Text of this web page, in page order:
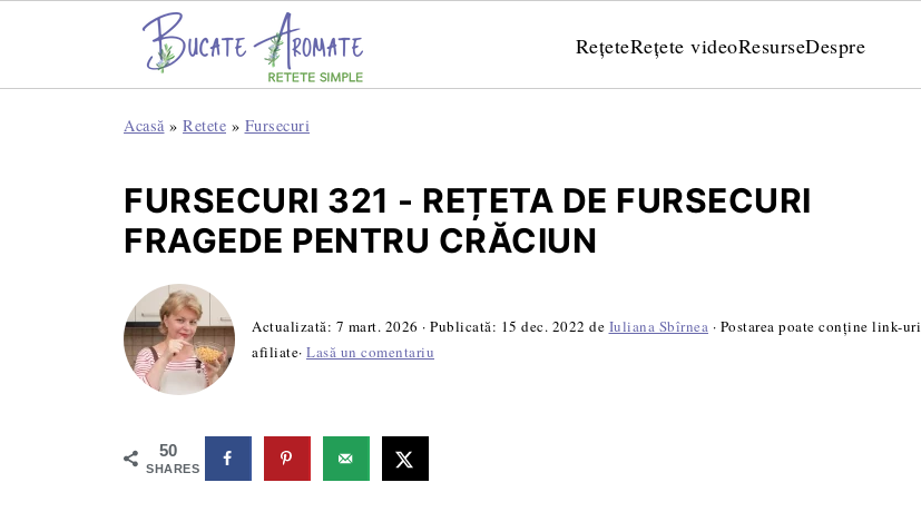
RețeteRețete videoResurseDespre
Acasă » Retete » Fursecuri
FURSECURI 321 - REȚETA DE FURSECURI
FRAGEDE PENTRU CRĂCIUN
Actualizată: 7 mart. 2026 · Publicată: 15 dec. 2022 de Iuliana Sbîrnea · Postarea poate conține link-uri
afiliate· Lasă un comentariu
50
SHARES